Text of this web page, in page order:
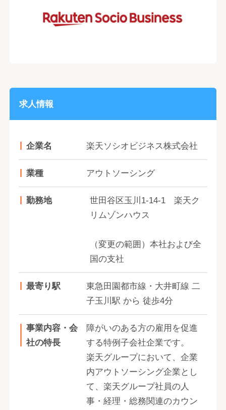
求人情報
企業名 楽天ソシオビジネス株式会社
業種 アウトソーシング
勤務地
世田谷区玉川1-14-1 楽天ク
リムゾンハウス
（変更の範囲）本社および全
国の支社
最寄り駅
東急田園都市線・大井町線 二
子玉川駅 から 徒歩4分
事業内容・会
社の特長
障がいのある方の雇用を促進
する特例子会社企業です。
楽天グループにおいて、企業
内アウトソーシング企業とし
て、楽天グループ社員の人
事・経理・総務関連のカウン